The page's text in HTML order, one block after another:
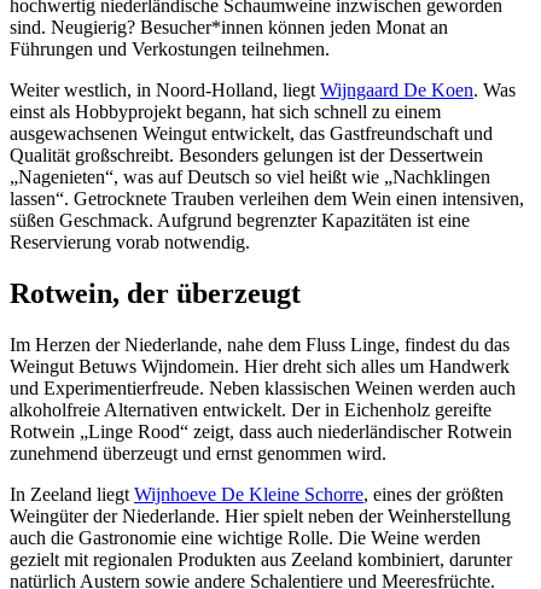
hochwertig niederländische Schaumweine inzwischen geworden
sind. Neugierig? Besucher*innen können jeden Monat an
Führungen und Verkostungen teilnehmen.
Weiter westlich, in Noord-Holland, liegt Wijngaard De Koen. Was
einst als Hobbyprojekt begann, hat sich schnell zu einem
ausgewachsenen Weingut entwickelt, das Gastfreundschaft und
Qualität großschreibt. Besonders gelungen ist der Dessertwein
„Nagenieten“, was auf Deutsch so viel heißt wie „Nachklingen
lassen“. Getrocknete Trauben verleihen dem Wein einen intensiven,
süßen Geschmack. Aufgrund begrenzter Kapazitäten ist eine
Reservierung vorab notwendig.
Rotwein, der überzeugt
Im Herzen der Niederlande, nahe dem Fluss Linge, findest du das
Weingut Betuws Wijndomein. Hier dreht sich alles um Handwerk
und Experimentierfreude. Neben klassischen Weinen werden auch
alkoholfreie Alternativen entwickelt. Der in Eichenholz gereifte
Rotwein „Linge Rood“ zeigt, dass auch niederländischer Rotwein
zunehmend überzeugt und ernst genommen wird.
In Zeeland liegt Wijnhoeve De Kleine Schorre, eines der größten
Weingüter der Niederlande. Hier spielt neben der Weinherstellung
auch die Gastronomie eine wichtige Rolle. Die Weine werden
gezielt mit regionalen Produkten aus Zeeland kombiniert, darunter
natürlich Austern sowie andere Schalentiere und Meeresfrüchte.